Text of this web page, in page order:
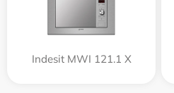
Indesit MWI 121.1 X